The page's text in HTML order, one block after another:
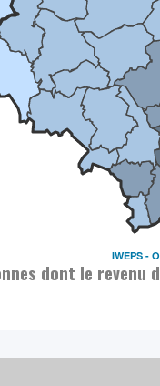
IWEPS -
dont le